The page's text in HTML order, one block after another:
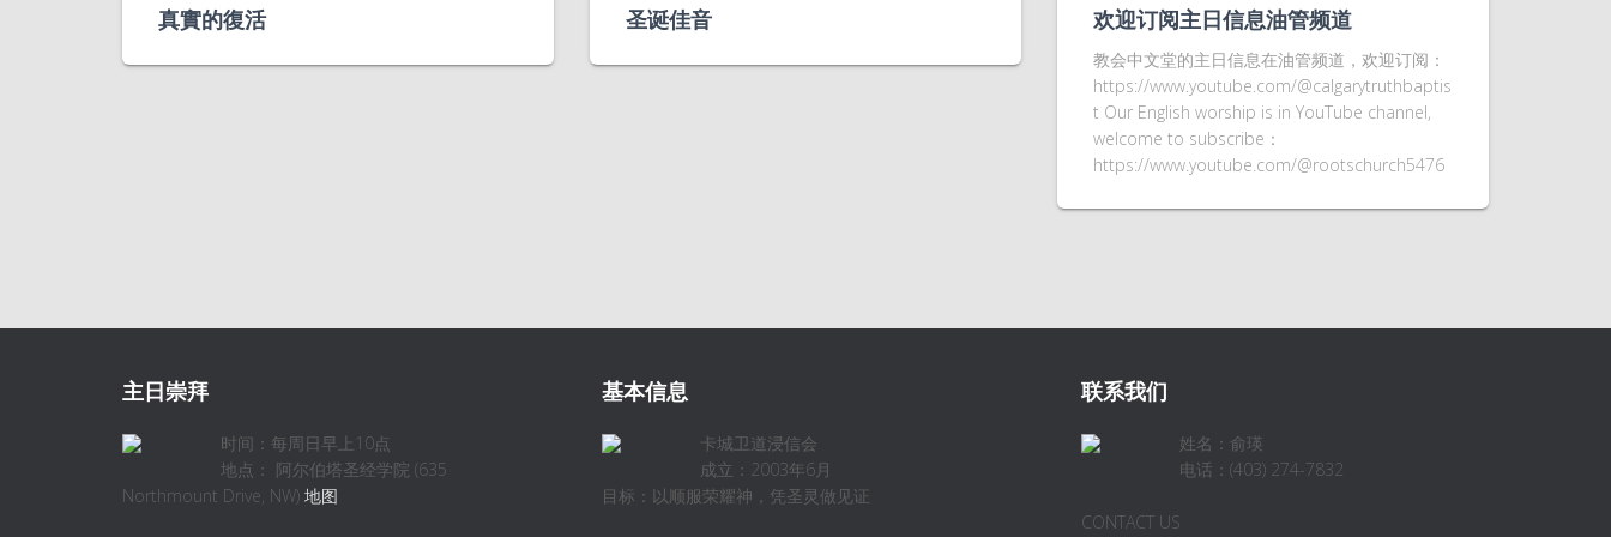
真實的復活 圣诞佳音 欢迎订阅主日信息油管频道
教会中文堂的主日信息在油管频道，欢迎订阅：
https://www.youtube.com/@calgarytruthbaptis
t Our English worship is in YouTube channel,
welcome to subscribe：
https://www.youtube.com/@rootschurch5476
主日崇拜
时间：每周日早上10点
地点： 阿尔伯塔圣经学院 (635
Northmount Drive, NW) 地图
基本信息
卡城卫道浸信会
成立：2003年6月
目标：以顺服荣耀神，凭圣灵做见证
联系我们
姓名：俞瑛
电话：(403) 274-7832
CONTACT US